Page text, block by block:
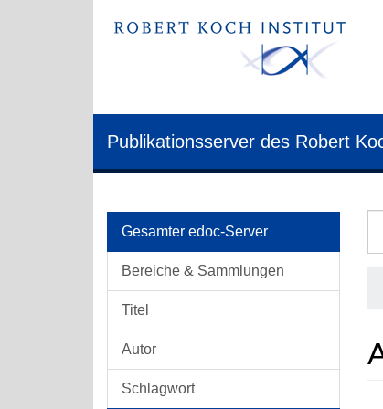
Publikationsserver des Robert
Gesamter edoc-Server
Bereiche & Sammlungen
Titel
Autor
Schlagwort